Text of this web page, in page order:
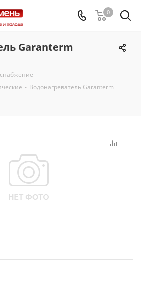
0
Garanterm
-
- Водонагреватель Garanterm